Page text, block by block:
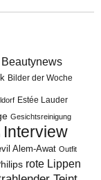
Beautynews
Bilder der Woche
Estée Lauder
Gesichtsreinigung
Interview
Alem-Awat Outfit
rote Lippen